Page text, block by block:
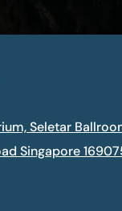
Seletar
Singapore